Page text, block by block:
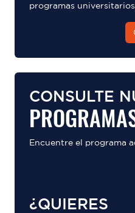
programas
CONSULTE
Encuentre el programa
¿QUIERES